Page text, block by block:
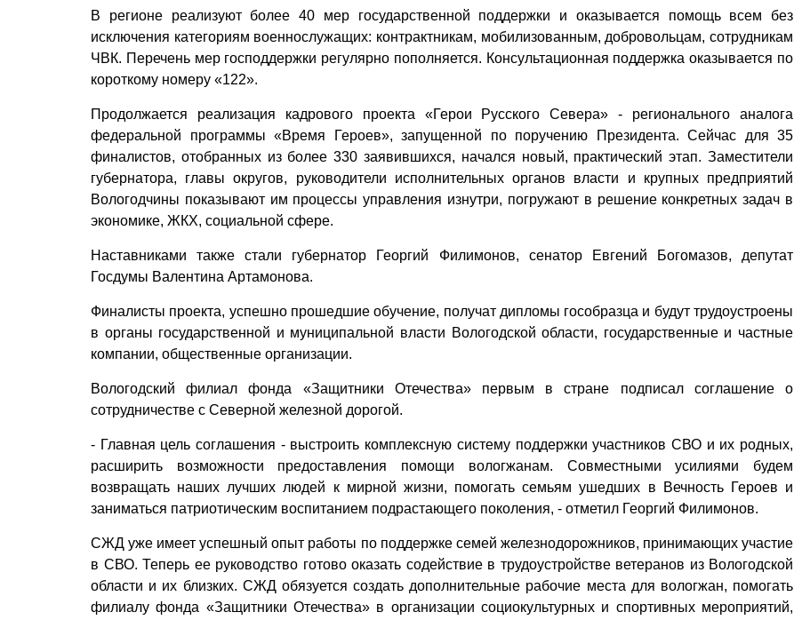
В регионе реализуют более 40 мер государственной поддержки и оказывается помощь всем без
исключения категориям военнослужащих: контрактникам, мобилизованным, добровольцам, сотрудникам
ЧВК. Перечень мер господдержки регулярно пополняется. Консультационная поддержка оказывается по
короткому номеру «122».
Продолжается реализация кад­рового проекта «Герои Русского Севера» - регионального аналога
федеральной программы «Время Героев», запущенной по поручению Президента. Сейчас для 35
финалистов, отобранных из более 330 заявившихся, начался новый, практический этап. Заместители
губернатора, главы округов, руководители исполнительных органов власти и крупных предприятий
Вологодчины показывают им процессы управления изнутри, погружают в решение конкретных задач в
экономике, ЖКХ, социальной сфере.
Наставниками также стали губернатор Георгий Филимонов, сенатор Евгений Богомазов, депутат
Госдумы Валентина Артамонова.
Финалисты проекта, успешно прошедшие обучение, получат дипломы гособразца и будут трудо­устроены
в органы государственной и муниципальной власти Вологодской области, государственные и частные
компании, общественные организации.
Вологодский филиал фонда «Защитники Отечества» первым в стране подписал соглашение о
сотрудничестве с Северной железной дорогой.
- Главная цель соглашения - выстроить комплексную систему поддержки участников СВО и их родных,
расширить возможности предоставления помощи вологжанам. Совместными усилиями будем
возвращать наших лучших людей к мирной жизни, помогать семьям ушедших в Вечность Героев и
заниматься патриотическим воспитанием подрастающего поколения, - отметил Георгий Филимонов.
СЖД уже имеет успешный опыт работы по поддержке семей железнодорожников, принимающих участие
в СВО. Теперь ее руководство готово оказать содействие в трудо­устройстве ветеранов из Вологодской
области и их близких. СЖД обязуется создать дополнительные рабочие места для вологжан, помогать
филиалу фонда «Защитники Оте­чества» в организации социокультурных и спортивных мероприятий,